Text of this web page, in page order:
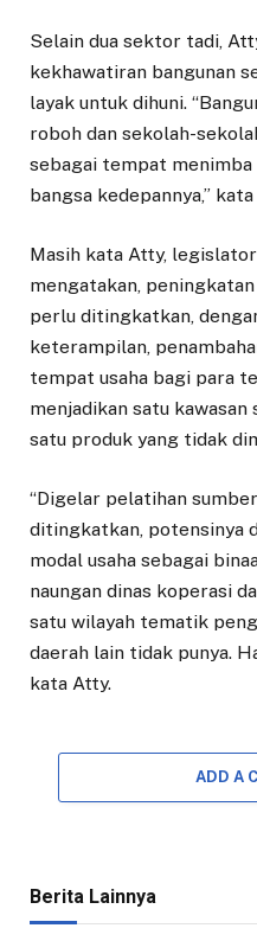
Selain dua sektor tadi,
kekhawatiran bangunan
layak untuk dihuni.
roboh dan sekolah-
sebagai tempat
bangsa kedepannya,”
Masih kata Atty,
mengatakan,
perlu ditingkatkan,
keterampilan,
tempat usaha bagi para
menjadikan satu
satu produk yang tidak
“Digelar pelatihan
ditingkatkan, potensinya
modal usaha sebagai
naungan dinas koperasi
satu wilayah tematik
daerah lain tidak punya.
kata Atty.
ADD A
Berita Lainnya